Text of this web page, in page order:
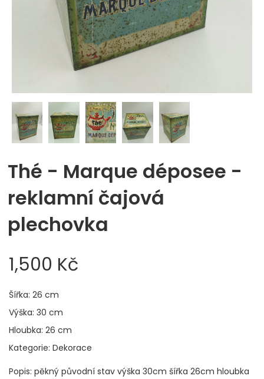
Thé - Marque déposee -
reklamní čajová
plechovka
1,500 Kč
Šířka: 26 cm
Výška: 30 cm
Hloubka: 26 cm
Kategorie: Dekorace
Popis: pěkný původní stav výška 30cm šířka 26cm hloubka